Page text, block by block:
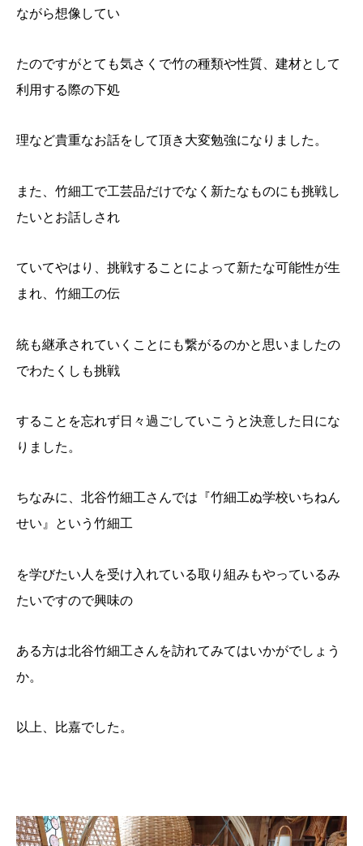
ながら想像してい
たのですがとても気さくで竹の種類や性質、建材として
利用する際の下処
理など貴重なお話をして頂き大変勉強になりました。
また、竹細工で工芸品だけでなく新たなものにも挑戦し
たいとお話しされ
ていてやはり、挑戦することによって新たな可能性が生
まれ、竹細工の伝
統も継承されていくことにも繋がるのかと思いましたの
でわたくしも挑戦
することを忘れず日々過ごしていこうと決意した日にな
りました。
ちなみに、北谷竹細工さんでは『竹細工ぬ学校いちねん
せい』という竹細工
を学びたい人を受け入れている取り組みもやっているみ
たいですので興味の
ある方は北谷竹細工さんを訪れてみてはいかがでしょう
か。
以上、比嘉でした。